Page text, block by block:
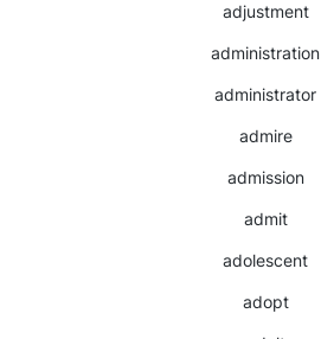
adjustment
administration
administrator
admire
admission
admit
adolescent
adopt